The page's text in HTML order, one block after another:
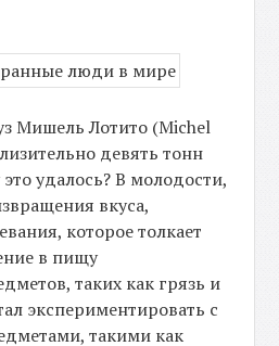
Мишель Лотито (Michel
девять тонн
удалось? В молодости,
вкуса,
которое толкает
в пищу
таких как грязь и
экспериментировать с
такими как